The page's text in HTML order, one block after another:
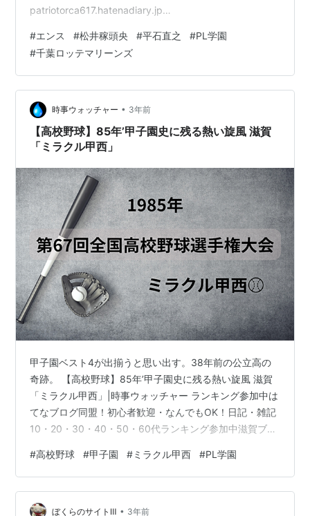
patriotorca617.hatenadiary.jp
(本当の勉強の方も)なので、第一子誕生もあり、工夫して
大化けしてくれないかと期待もしていましたが、今年の
弱小ライオンズの「投」の方の象徴的な存在となってし
まいました。 3Aクラスの外国人投手が二年続けてNPBで
活躍するのは至難の業。 パ・リーグが打低…
#エンス #松井稼頭央 #平石直之 #PL学園
#千葉ロッテマリーンズ
時事ウォッチャー • 3年前
【高校野球】85年’甲子園史に残る熱い旋風 滋賀
「ミラクル甲西」
甲子園ベスト4が出揃うと思い出す。38年前の公立高の
奇跡。 【高校野球】85年’甲子園史に残る熱い旋風 滋賀
「ミラクル甲西」|時事ウォッチャー ランキング参加中は
てなブログ同盟！初心者歓迎・なんでもOK！日記・雑記
10・20・30・40・50・60代ランキング参加中滋賀ブロ
年（昭和60年）の第67回全国高校野球選手権大会はもう
38年前になります。KKコンビ（桑田・清原）最後の夏
は、やはりPL学園が大本命の大会でした。この大会で公
立のうち初出場を果たしたのが4校。その中でも滋賀県立
#高校野球 #甲子園 #ミラクル甲西 #PL学園
ぼくらのサイトⅢ • 3年前